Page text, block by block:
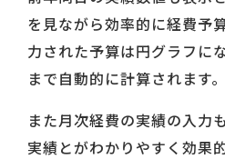
を見ながら効率的に経費予
力された予算は円グラフに
まで自動的に計算されます。
また月次経費の実績の入力
実績とがわかりやすく効果